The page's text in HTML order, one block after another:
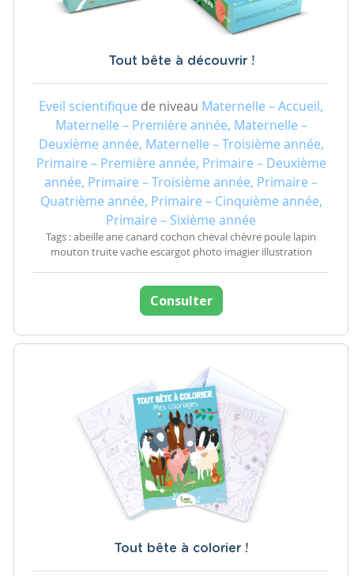
Tout bête à découvrir !
Eveil scientifique de niveau Maternelle – Accueil,
Maternelle – Première année, Maternelle –
Deuxième année, Maternelle – Troisième année,
Primaire – Première année, Primaire – Deuxième
année, Primaire – Troisième année, Primaire –
Quatrième année, Primaire – Cinquième année,
Primaire – Sixième année
Tags : abeille ane canard cochon cheval chèvre poule lapin
mouton truite vache escargot photo imagier illustration
Consulter
Tout bête à colorier !